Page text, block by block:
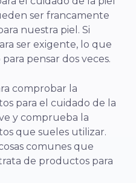
ser francamente
nuestra piel. Si
ser exigente, lo que
pensar dos veces.
comprobar la
para el cuidado de la
y comprueba la
que sueles utilizar.
comunes que
de productos para